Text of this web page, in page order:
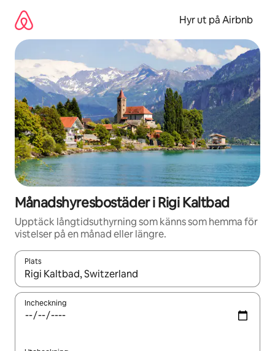
innehåll
Hyr ut på Airbnb
Månadshyresbostäder i Rigi Kaltbad
Upptäck långtidsuthyrning som känns som hemma för
vistelser på en månad eller längre.
Plats
När resultaten är tillgängliga kan du navigera med upp- och
Incheckning